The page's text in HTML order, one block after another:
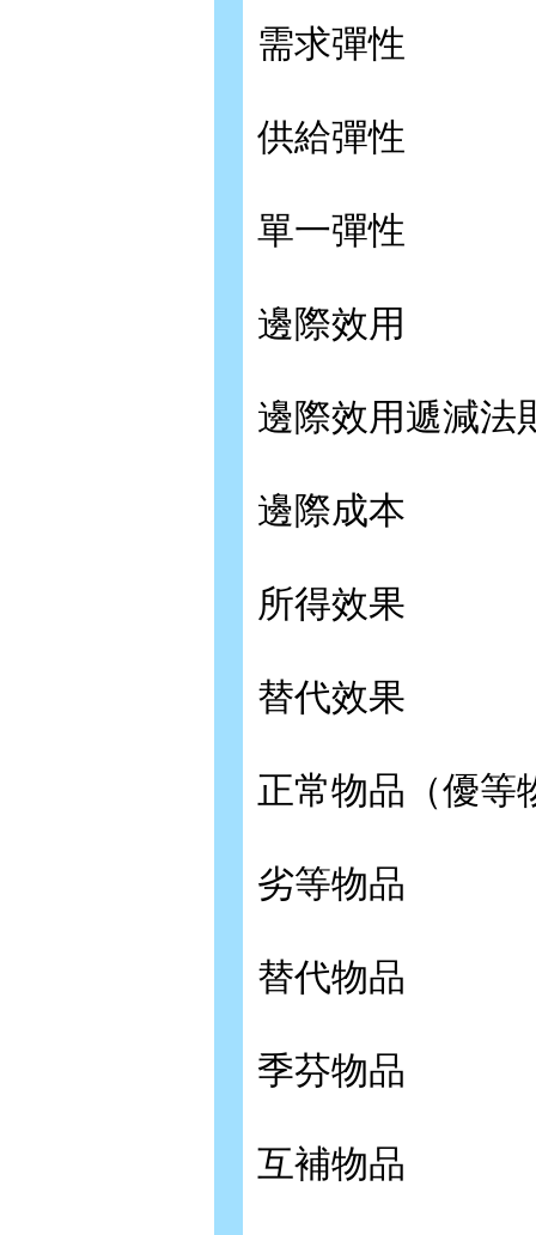
需求彈性
供給彈性
單一彈性
邊際效用
邊際效用遞減法
邊際成本
所得效果
替代效果
正常物品（優等
劣等物品
替代物品
季芬物品
互補物品